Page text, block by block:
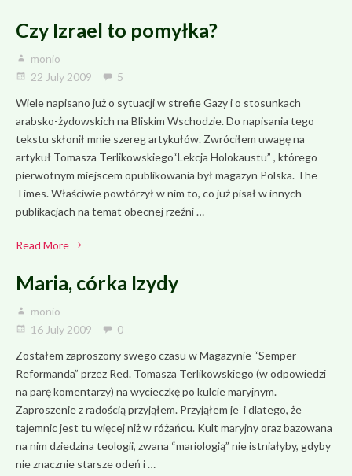
Czy Izrael to pomyłka?
monio
22 July 2009
5
Wiele napisano już o sytuacji w strefie Gazy i o stosunkach
arabsko-żydowskich na Bliskim Wschodzie. Do napisania tego
tekstu skłonił mnie szereg artykułów. Zwróciłem uwagę na
artykuł Tomasza Terlikowskiego“Lekcja Holokaustu” , którego
pierwotnym miejscem opublikowania był magazyn Polska. The
Times. Właściwie powtórzył w nim to, co już pisał w innych
publikacjach na temat obecnej rzeźni …
Read More
Maria, córka Izydy
monio
16 July 2009
0
Zostałem zaproszony swego czasu w Magazynie “Semper
Reformanda” przez Red. Tomasza Terlikowskiego (w odpowiedzi
na parę komentarzy) na wycieczkę po kulcie maryjnym.
Zaproszenie z radością przyjąłem. Przyjąłem je i dlatego, że
tajemnic jest tu więcej niż w różańcu. Kult maryjny oraz bazowana
na nim dziedzina teologii, zwana “mariologią” nie istniałyby, gdyby
nie znacznie starsze odeń i …